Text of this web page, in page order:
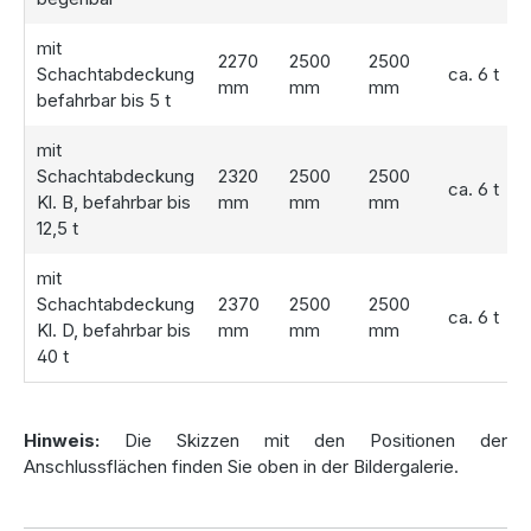
Diese machen die Bewässerung oder die Verwendung in
Waschmaschinen und Toiletten spielend einfach.
Ergänzend können Sie mit der
Lieferung und Einbau: schnell und
unkompliziert
Die Hydrophant Betonzisterne 11.200 Liter wird direkt an
Ihre Baustelle geliefert und mithilfe eines Krans sicher in die
vorbereitete Baugrube eingesetzt. Dieser Prozess ist in der
Regel pro Zisterne innerhalb von 30 Minuten
vorhanden ist.
Ein zusätzlicher Vorteil: Der anfallende Bodenaushub kann
mit
Schachtabdeckung
befahrbar bis 5 t
2270
mm
2500
mm
2500
mm
ca. 6 t
mit
Schachtabdeckung
Kl. B, befahrbar bis
12,5 t
2320
mm
2500
mm
2500
mm
ca. 6 t
mit
Schachtabdeckung
Kl. D, befahrbar bis
40 t
2370
mm
2500
mm
2500
mm
ca. 6 t
Hinweis: Die Skizzen mit den Positionen der
Anschlussflächen finden Sie oben in der Bildergalerie.